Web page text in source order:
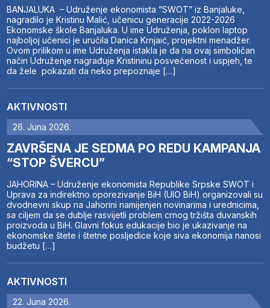
BANJALUKA – Udruženje ekonomista “SWOT” iz Banjaluke,
nagradilo je Kristinu Malić, učenicu generacije 2022-2026
Ekonomske škole Banjaluka. U ime Udruženja, poklon laptop
najboljoj učenici je uručila Danica Krnjaić, projektni menadžer.
Ovom prilikom u ime Udruženja istakla je da na ovaj simboličan
način Udruženje nagrađuje Kristininu posvećenost i uspjeh, te
da žele pokazati da neko prepoznaje […]
AKTIVNOSTI
26. Juna 2026.
ZAVRŠENA JE SEDMA PO REDU KAMPANJA
“STOP ŠVERCU”
JAHORINA – Udruženje ekonomista Republike Srpske SWOT i
Uprava za indirektno oporezivanje BiH (UIO BiH) organizovali su
dvodnevni skup na Jahorini namijenjen novinarima i urednicima,
sa ciljem da se dublje rasvijetli problem crnog tržišta duvanskih
proizvoda u BiH. Glavni fokus edukacije bio je ukazivanje na
ekonomske štete i štetne posljedice koje siva ekonomija nanosi
budžetu […]
AKTIVNOSTI
22. Juna 2026.